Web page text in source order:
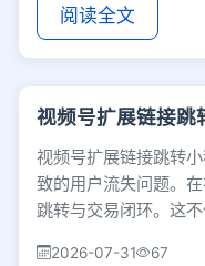
阅读全文
视频号扩展链接跳
视频号扩展链接跳转
致的用户流失问题。
跳转与交易闭环。这
2026-07-31
67